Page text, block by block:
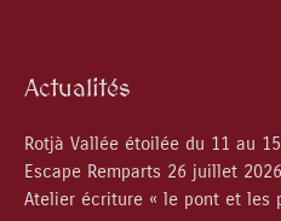
Actualités
Rotjà Vallée étoilée du 11 au
Escape Remparts 26 juillet 2026
Atelier écriture « le pont et les